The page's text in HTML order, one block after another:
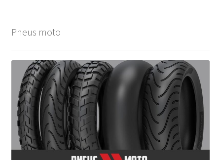
Pneus moto